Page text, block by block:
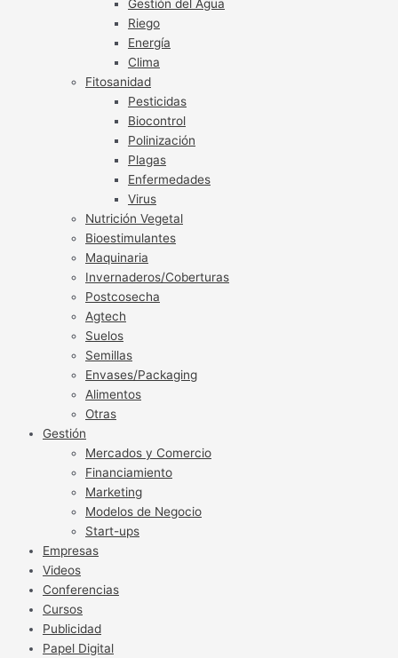
Gestión del Agua
Riego
Energía
Clima
Fitosanidad
Pesticidas
Biocontrol
Polinización
Plagas
Enfermedades
Virus
Nutrición Vegetal
Bioestimulantes
Maquinaria
Invernaderos/Coberturas
Postcosecha
Agtech
Suelos
Semillas
Envases/Packaging
Alimentos
Otras
Gestión
Mercados y Comercio
Financiamiento
Marketing
Modelos de Negocio
Start-ups
Empresas
Videos
Conferencias
Cursos
Publicidad
Papel Digital